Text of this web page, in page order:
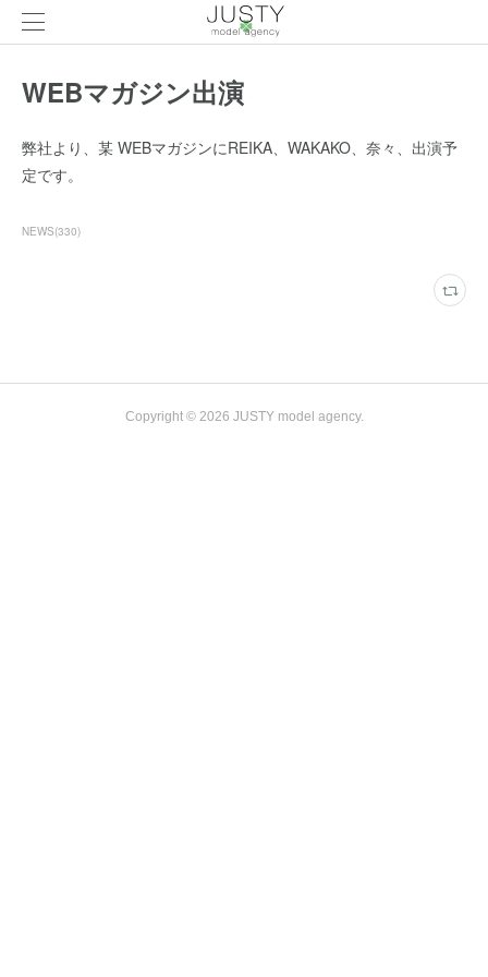
WEBマガジン出演
弊社より、某 WEBマガジンにREIKA、WAKAKO、奈々、出演予
定です。
NEWS(330)
Copyright © 2026 JUSTY model agency.